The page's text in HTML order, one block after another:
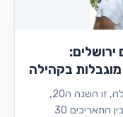
ירושלים:
בקהילה
אקים ירושלים תקיים את הטרק השנתי שלה, זו השנה ה20,
למען דיירי העמותה. הטרק יתקיים השנה בין התאריכים 30